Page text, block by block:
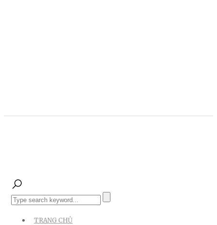
TRANG CHỦ